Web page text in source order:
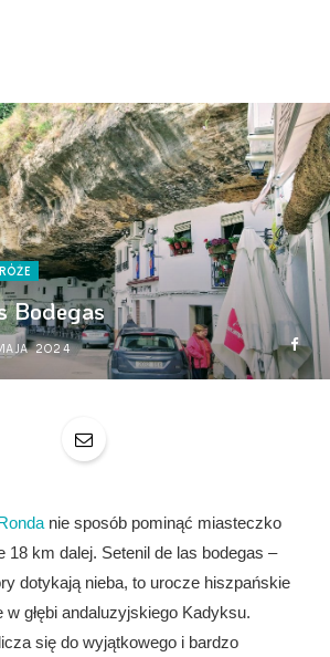
Bodegas
2024
nie sposób pominąć miasteczko
18 km dalej. Setenil de las bodegas –
dotykają nieba, to urocze hiszpańskie
głębi andaluzyjskiego Kadyksu.
się do wyjątkowego i bardzo